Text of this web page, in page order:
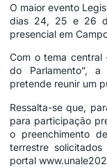
O maior evento
dias 24, 25 e 26
presencial em
Com o tema central
do Parlamento”,
pretende reunir um
Ressalta-se que,
para participação
o preenchimento
terrestre
portal